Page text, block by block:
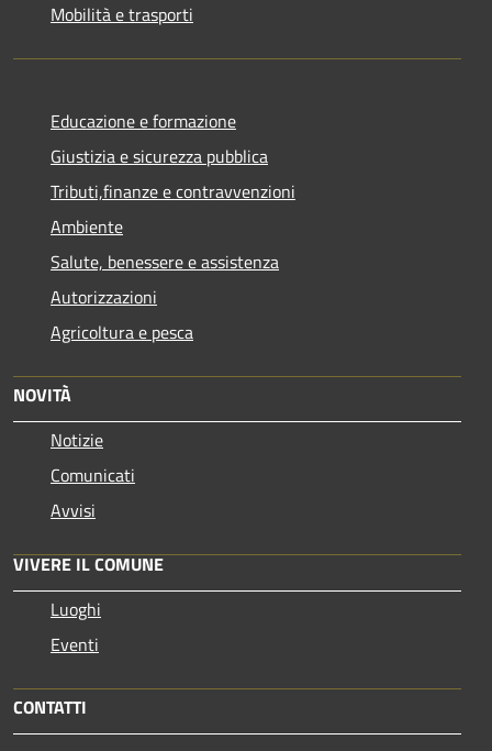
Mobilità e trasporti
Educazione e formazione
Giustizia e sicurezza pubblica
Tributi,finanze e contravvenzioni
Ambiente
Salute, benessere e assistenza
Autorizzazioni
Agricoltura e pesca
NOVITÀ
Notizie
Comunicati
Avvisi
VIVERE IL COMUNE
Luoghi
Eventi
CONTATTI